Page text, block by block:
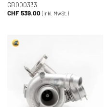
GB000333
CHF539.00 (inkl. MwSt.)